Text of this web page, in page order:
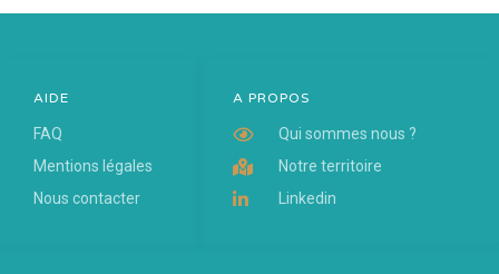
A PROPOS
Qui sommes nous ?
Notre territoire
Linkedin
AIDE
FAQ
Mentions légales
Nous contacter